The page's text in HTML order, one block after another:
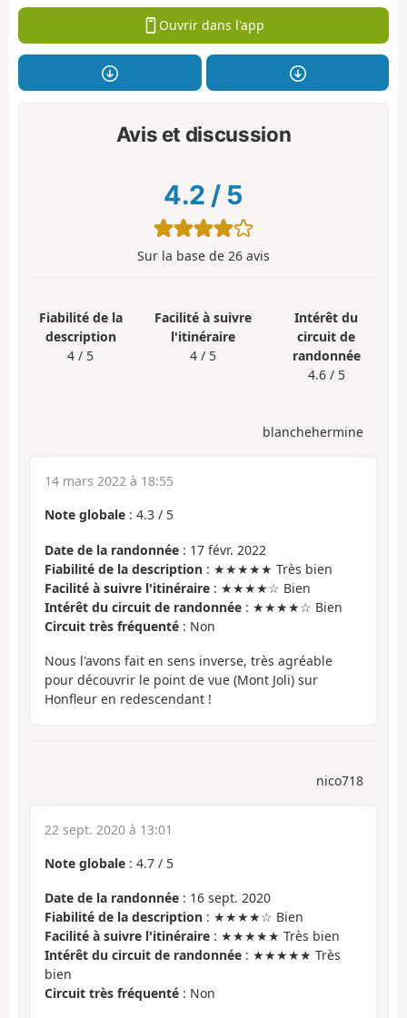
Ouvrir dans l'app
Avis et discussion
4.2 / 5
Sur la base de 26 avis
Fiabilité de la
description
4 / 5
Facilité à suivre
l'itinéraire
4 / 5
Intérêt du
circuit de
randonnée
4.6 / 5
blanchehermine
14 mars 2022 à 18:55
Note globale : 4.3 / 5
Date de la randonnée : 17 févr. 2022
Fiabilité de la description : ★★★★★ Très bien
Facilité à suivre l'itinéraire : ★★★★☆ Bien
Intérêt du circuit de randonnée : ★★★★☆ Bien
Circuit très fréquenté : Non
Nous l'avons fait en sens inverse, très agréable
pour découvrir le point de vue (Mont Joli) sur
Honfleur en redescendant !
nico718
22 sept. 2020 à 13:01
Note globale : 4.7 / 5
Date de la randonnée : 16 sept. 2020
Fiabilité de la description : ★★★★☆ Bien
Facilité à suivre l'itinéraire : ★★★★★ Très bien
Intérêt du circuit de randonnée : ★★★★★ Très
bien
Circuit très fréquenté : Non